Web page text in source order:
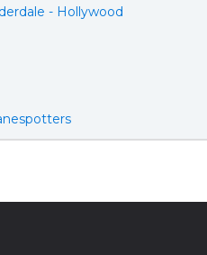
- Hollywood